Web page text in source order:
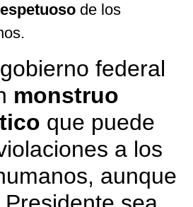
de los
federal
monstruo
que puede
a los
aunque